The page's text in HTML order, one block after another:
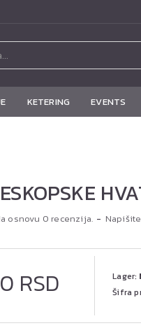
KETERING EVENTS
osnovu 0 recenzija. -
RSD Lager:
Šifra